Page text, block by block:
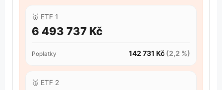
🥇 ETF 1
6 493 737 Kč
Poplatky 142 731 Kč (2,2 %)
🥈 ETF 2